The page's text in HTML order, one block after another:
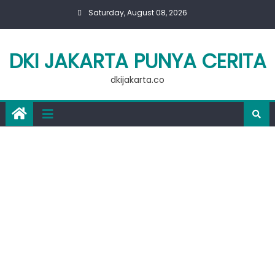
Saturday, August 08, 2026
DKI JAKARTA PUNYA CERITA
dkijakarta.co